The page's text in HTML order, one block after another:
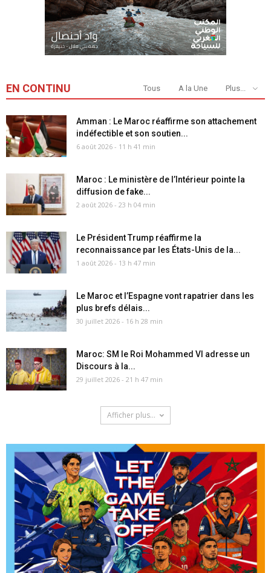
EN CONTINU Tous A la Une Plus...
Amman : Le Maroc réaffirme son attachement
indéfectible et son soutien...
6 août 2026 - 11 h 41 min
Maroc : Le ministère de l’Intérieur pointe la
diffusion de fake...
2 août 2026 - 23 h 04 min
Le Président Trump réaffirme la
reconnaissance par les États-Unis de la...
1 août 2026 - 13 h 47 min
Le Maroc et l’Espagne vont rapatrier dans les
plus brefs délais...
30 juillet 2026 - 16 h 28 min
Maroc: SM le Roi Mohammed VI adresse un
Discours à la...
29 juillet 2026 - 21 h 47 min
Afficher plus...